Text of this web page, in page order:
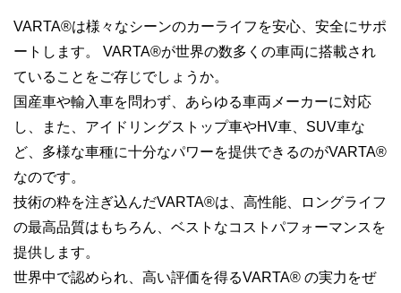
VARTA®は様々なシーンのカーライフを安心、安全にサポ
ートします。 VARTA®が世界の数多くの車両に搭載され
ていることをご存じでしょうか。
国産車や輸入車を問わず、あらゆる車両メーカーに対応
し、また、アイドリングストップ車やHV車、SUV車な
ど、多様な車種に十分なパワーを提供できるのがVARTA®
なのです。
技術の粋を注ぎ込んだVARTA®は、高性能、ロングライフ
の最高品質はもちろん、ベストなコストパフォーマンスを
提供します。
世界中で認められ、高い評価を得るVARTA® の実力をぜ